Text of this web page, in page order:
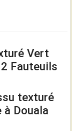
Vert
Fauteuils
texturé
à Douala